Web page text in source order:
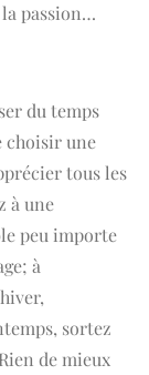
passion…
du temps
choisir une
tous les
à une
peu importe
à
sortez
de mieux